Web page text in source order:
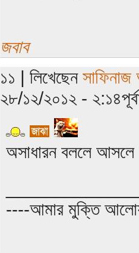
জবাব
১১ | লিখেছেন
২৮/১২/২০১২ -
অসাধারন বললে
----আমার মুক্তি